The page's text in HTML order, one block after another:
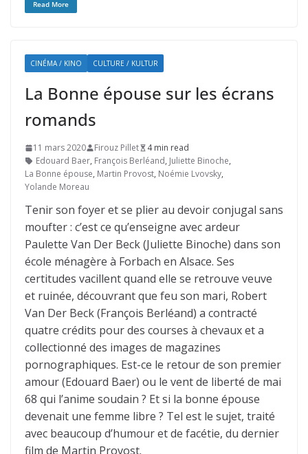
Read More
CINÉMA / KINO CULTURE / KULTUR
La Bonne épouse sur les écrans
romands
11 mars 2020 Firouz Pillet
4 min read
Edouard Baer, François Berléand, Juliette Binoche,
La Bonne épouse, Martin Provost, Noémie Lvovsky,
Yolande Moreau
Tenir son foyer et se plier au devoir conjugal sans
moufter : c’est ce qu’enseigne avec ardeur
Paulette Van Der Beck (Juliette Binoche) dans son
école ménagère à Forbach en Alsace. Ses
certitudes vacillent quand elle se retrouve veuve
et ruinée, découvrant que feu son mari, Robert
Van Der Beck (François Berléand) a contracté
quatre crédits pour des courses à chevaux et a
collectionné des images de magazines
pornographiques. Est-ce le retour de son premier
amour (Edouard Baer) ou le vent de liberté de mai
68 qui l’anime soudain ? Et si la bonne épouse
devenait une femme libre ? Tel est le sujet, traité
avec beaucoup d’humour et de facétie, du dernier
film de Martin Provost.